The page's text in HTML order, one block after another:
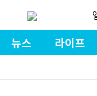
뉴스 라이프